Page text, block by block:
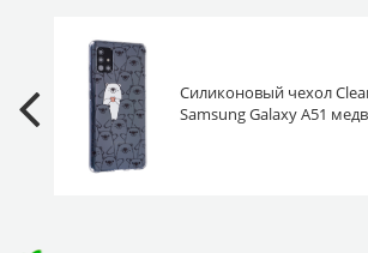
Силиконовый чехол
Samsung Galaxy A51